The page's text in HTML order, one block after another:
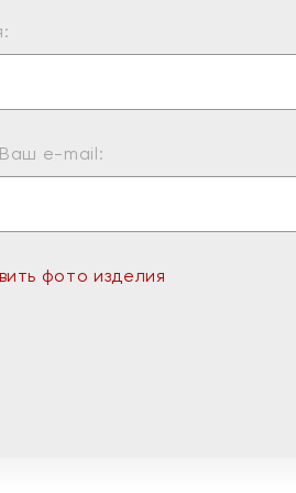
e-mail:
фото изделия